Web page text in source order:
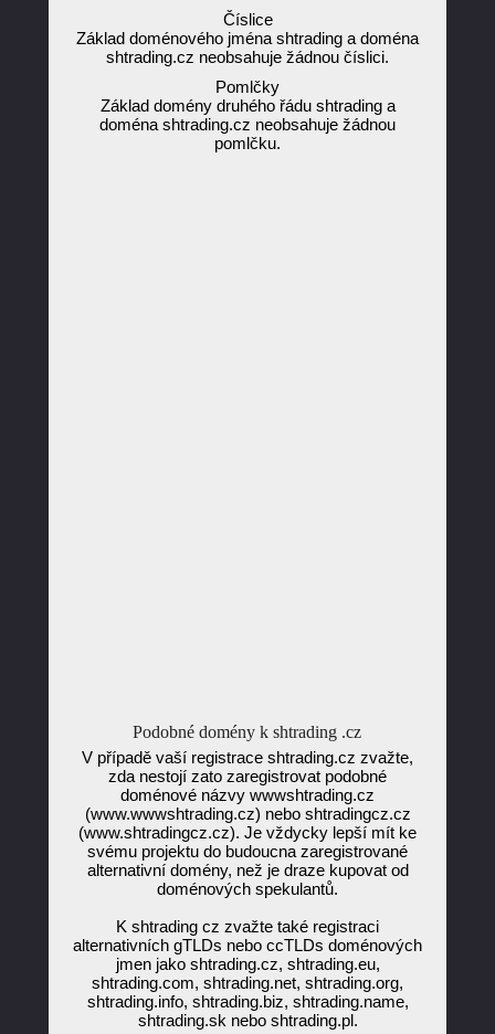
Číslice
Základ doménového jména shtrading a doména
shtrading.cz neobsahuje žádnou číslici.
Pomlčky
Základ domény druhého řádu shtrading a
doména shtrading.cz neobsahuje žádnou
pomlčku.
Podobné domény k shtrading .cz
V případě vaší registrace shtrading.cz zvažte,
zda nestojí zato zaregistrovat podobné
doménové názvy wwwshtrading.cz
(www.wwwshtrading.cz) nebo shtradingcz.cz
(www.shtradingcz.cz). Je vždycky lepší mít ke
svému projektu do budoucna zaregistrované
alternativní domény, než je draze kupovat od
doménových spekulantů.
K shtrading cz zvažte také registraci
alternativních gTLDs nebo ccTLDs doménových
jmen jako shtrading.cz, shtrading.eu,
shtrading.com, shtrading.net, shtrading.org,
shtrading.info, shtrading.biz, shtrading.name,
shtrading.sk nebo shtrading.pl.